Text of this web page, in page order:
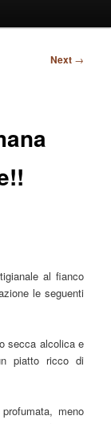
Next →
al fianco
le seguenti
secca alcolica e
piatto ricco di
meno